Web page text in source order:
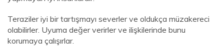
Teraziler iyi bir tartışmayı severler ve oldukça müzakereci
olabilirler. Uyuma değer verirler ve ilişkilerinde bunu
korumaya çalışırlar.